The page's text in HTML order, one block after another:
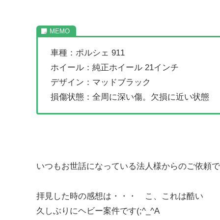
車種：ポルシェ 911
ホイール：純正ホイール 21インチ
デザイン：マッドブラック
損傷状態：全周に深い傷。欠損に近い状態
いつもお世話になっている法人様からのご依頼
拝見した時の感想は・・・ こ、これは酷い
久しぶりにヘビー案件です(;^_^A